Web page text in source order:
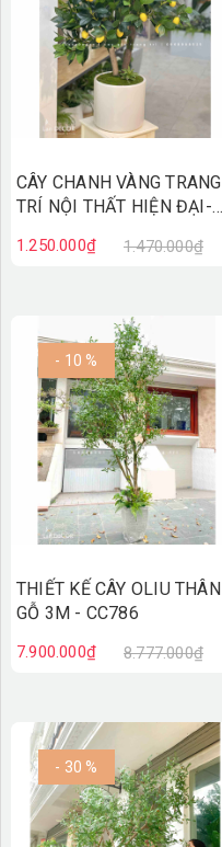
CÂY CHANH VÀNG TRANG
TRÍ NỘI THẤT HIỆN ĐẠI-
1.250.000₫ 1.470.000₫
- 10 %
THIẾT KẾ CÂY OLIU THÂN
GỖ 3M - CC786
7.900.000₫ 8.777.000₫
- 30 %